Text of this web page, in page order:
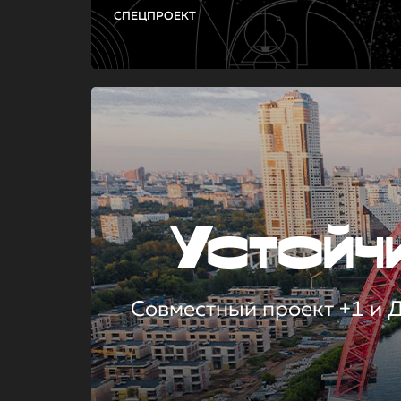
СПЕЦПРОЕКТ
Совместный проект +1 и